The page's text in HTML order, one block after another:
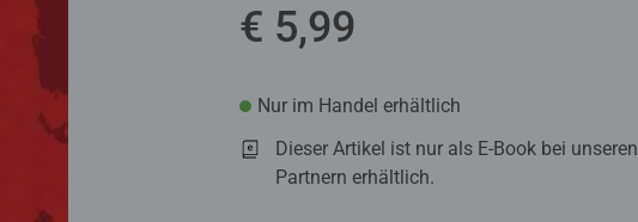
€ 5,99
Nur im Handel erhältlich
Dieser Artikel ist nur als E-Book bei unseren
Partnern erhältlich.